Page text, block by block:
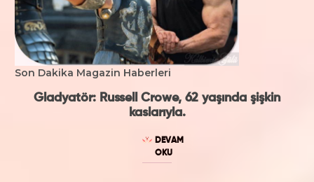
Son Dakika Magazin Haberleri
Gladyatör: Russell Crowe, 62 yaşında şişkin
kaslarıyla.
DEVAM
OKU